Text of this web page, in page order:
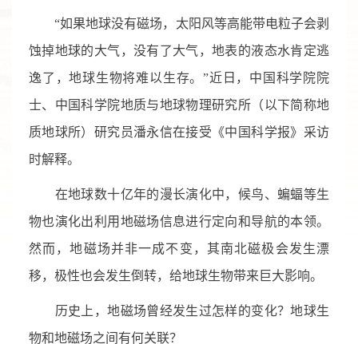
“如果地球没有磁场，太阳风等高能带电粒子会剥
蚀掉地球的大气，没有了大气，地表的液态水肯定逃
逸了，地球生物将难以生存。”近日，中国科学院院
士、中国科学院地质与地球物理研究所（以下简称地
质地球所）研究员潘永信在接受《中国科学报》采访
时解释。
在地球数十亿年的漫长演化中，候鸟、蝙蝠等生
物也演化出利用地磁场信息进行定向和导航的本领。
然而，地磁场并非一成不变，其南北磁极会发生漂
移，极性也会发生倒转，给地球生物带来巨大影响。
历史上，地磁场曾经发生过怎样的变化？地球生
物和地磁场之间有何关联？